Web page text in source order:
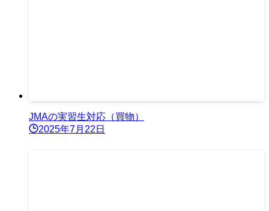
JMAの実習生対応（買物）
2025年7月22日